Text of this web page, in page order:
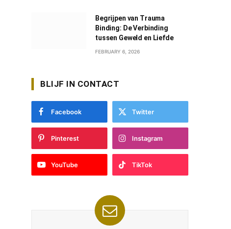
Begrijpen van Trauma
Binding: De Verbinding
tussen Geweld en Liefde
FEBRUARY 6, 2026
BLIJF IN CONTACT
Facebook Twitter
Pinterest Instagram
YouTube TikTok